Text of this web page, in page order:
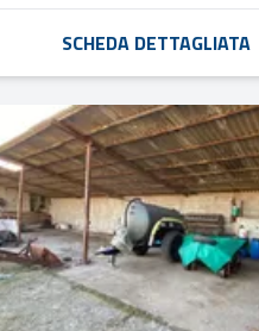
SCHEDA DETTAGLIATA